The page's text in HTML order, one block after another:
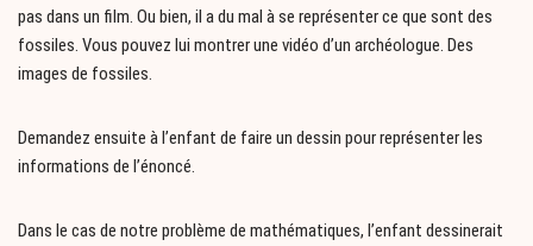
pas dans un film. Ou bien, il a du mal à se représenter ce que sont des
fossiles. Vous pouvez lui montrer une vidéo d’un archéologue. Des
images de fossiles.
Demandez ensuite à l’enfant de faire un dessin pour représenter les
informations de l’énoncé.
Dans le cas de notre problème de mathématiques, l’enfant dessinerait